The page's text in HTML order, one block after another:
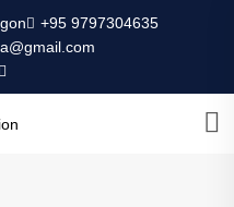
+95 9797304635